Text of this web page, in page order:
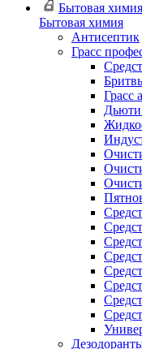
Бытовая химия
Бытовая химия
Антисептик
Грасс
Грасс